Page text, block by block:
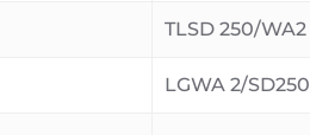
TLSD 250/WA2
LGWA 2/SD250